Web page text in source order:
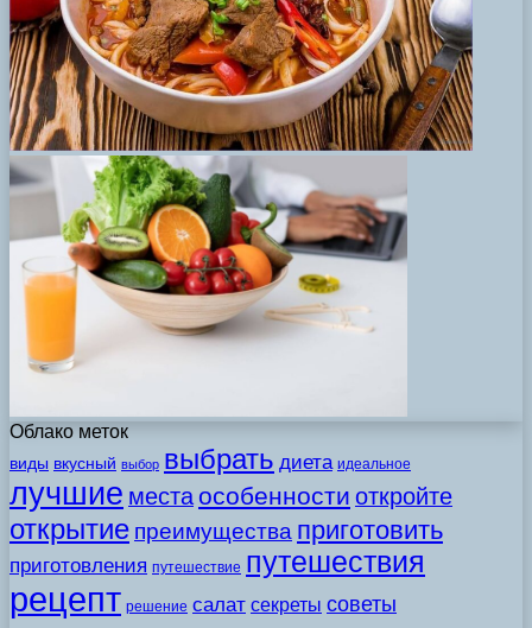
Облако меток
виды вкусный выбор выбрать диета идеальное
лучшие места особенности откройте
открытие преимущества приготовить
приготовления путешествие путешествия
рецепт решение салат секреты советы